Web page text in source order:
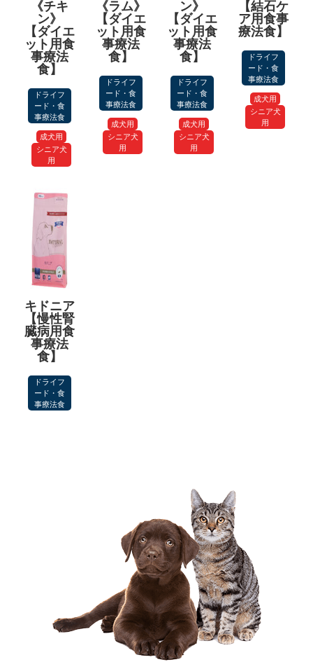
《チキ
ン》
【ダイエ
ット用食
事療法
食】
ドライフ
ード・食
事療法食
成犬用
シニア犬
用
《ラム》
【ダイエ
ット用食
事療法
食】
ドライフ
ード・食
事療法食
成犬用
シニア犬
用
ン》
【ダイエ
ット用食
事療法
食】
ドライフ
ード・食
事療法食
成犬用
シニア犬
用
【結石ケ
ア用食事
療法食】
ドライフ
ード・食
事療法食
成犬用
シニア犬
用
キドニア
【慢性腎
臓病用食
事療法
食】
ドライフ
ード・食
事療法食